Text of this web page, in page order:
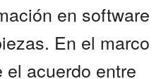
en software
En el marco
acuerdo entre